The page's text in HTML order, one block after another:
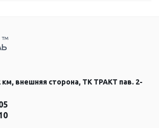
внешняя сторона, ТК ТРАКТ пав. 2-